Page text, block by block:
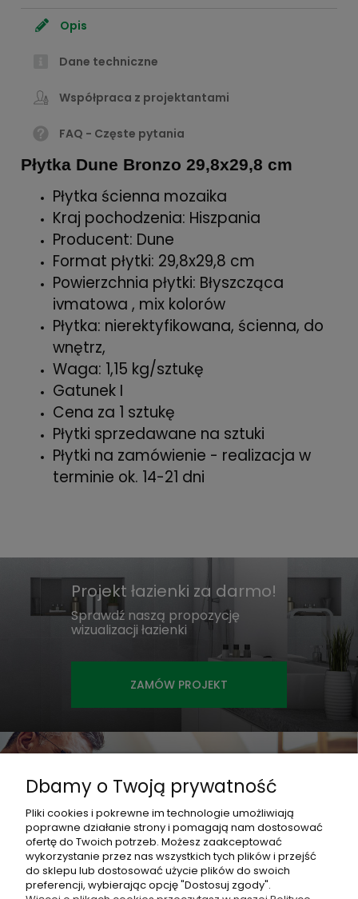
Opis
Dane techniczne
Współpraca z projektantami
FAQ - Częste pytania
Płytka Dune Bronzo 29,8x29,8 cm
Płytka ścienna mozaika
Kraj pochodzenia: Hiszpania
Producent: Dune
Format płytki: 29,8x29,8 cm
Powierzchnia płytki: Błyszcząca
ivmatowa , mix kolorów
Płytka: nierektyfikowana, ścienna, do
wnętrz,
Waga: 1,15 kg/sztukę
Gatunek I
Cena za 1 sztukę
Płytki sprzedawane na sztuki
Płytki na zamówienie - realizacja w
terminie ok. 14-21 dni
Projekt łazienki za darmo!
Sprawdź naszą propozycję
wizualizacji łazienki
ZAMÓW PROJEKT
Współpracuj z nami i otrzymaj
najlepsze rabaty!
ZOBACZ OFERTĘ
Dbamy o Twoją prywatność
Pliki cookies i pokrewne im technologie umożliwiają
poprawne działanie strony i pomagają nam dostosować
ofertę do Twoich potrzeb. Możesz zaakceptować
wykorzystanie przez nas wszystkich tych plików i przejść
do sklepu lub dostosować użycie plików do swoich
preferencji, wybierając opcję "Dostosuj zgody".